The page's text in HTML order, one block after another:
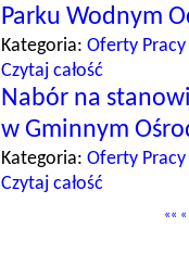
Parku Wodnym
Kategoria: Oferty Pracy
Czytaj całość
Nabór na
w Gminnym
Kategoria: Oferty Pracy
Czytaj całość
«« «